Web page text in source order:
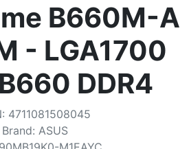
B660M-A
- LGA1700
DDR4
: 4711081508045
Brand: ASUS